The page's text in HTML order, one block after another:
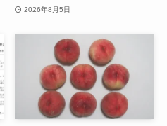
2026年8月5日